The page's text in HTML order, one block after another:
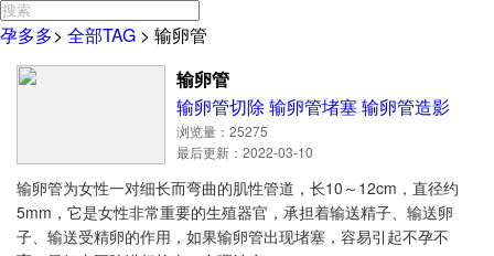
孕多多> 全部TAG > 输卵管
输卵管
输卵管切除 输卵管堵塞输卵管造影
浏览量：25275
最后更新：2022-03-10
输卵管为女性一对细长而弯曲的肌性管道，长10～12cm，直径约
5mm，它是女性非常重要的生殖器官，承担着输送精子、输送卵
子、输送受精卵的作用，如果输卵管出现堵塞，容易引起不孕不